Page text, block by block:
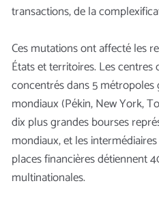
transactions, de la
Ces mutations ont affecté les
États et territoires. Les centres
concentrés dans 5
mondiaux (Pékin, New York,
dix plus grandes bourses
mondiaux, et les
places financières détiennent
multinationales.